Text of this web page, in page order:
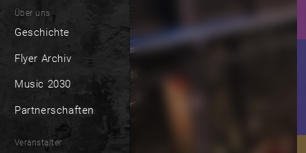
Über uns
Geschichte
Flyer Archiv
Music 2030
Partnerschaften
Veranstalter